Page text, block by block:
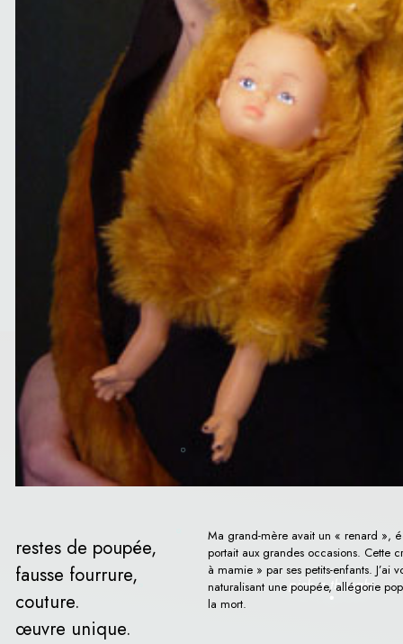
restes de poupée,
fausse fourrure,
couture.
œuvre unique.
Ma grand-mère avait un « renard »,
portait aux grandes occasions. Cette
à mamie » par ses petits-enfants.
naturalisant une poupée, allégorie
la mort.